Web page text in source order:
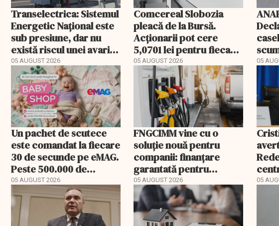
Transelectrica: Sistemul
Energetic Național este
sub presiune, dar nu
există riscul unei avarii
majore
05 AUGUST 2026
Comcereal Slobozia
pleacă de la Bursă.
Acționarii pot cere
5,0701 lei pentru fiecare
acțiune
05 AUGUST 2026
2026
05
Un pachet de scutece
este comandat la fiecare
30 de secunde pe eMAG.
Peste 500.000 de
comenzi pentru
bebeluși au fost cu
livrare a doua
05 AUGUST 2026
FNGCIMM vine cu o
soluție nouă pentru
companii: finanțare
garantată pentru
carburant și transport
05 AUGUST 2026 05